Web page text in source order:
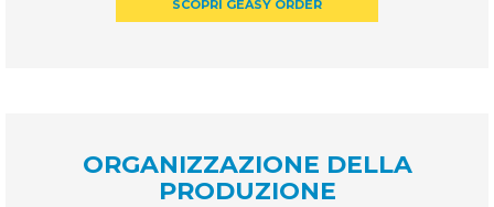
SCOPRI GEASY ORDER
ORGANIZZAZIONE DELLA
PRODUZIONE